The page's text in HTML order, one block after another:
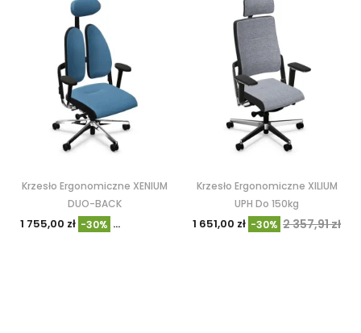
Krzesło Ergonomiczne XENIUM
DUO-BACK
1 755,00 zł -30% 2 506,74 zł
Krzesło Ergonomiczne XILIUM
UPH Do 150kg
1 651,00 zł -30% 2 357,91 zł